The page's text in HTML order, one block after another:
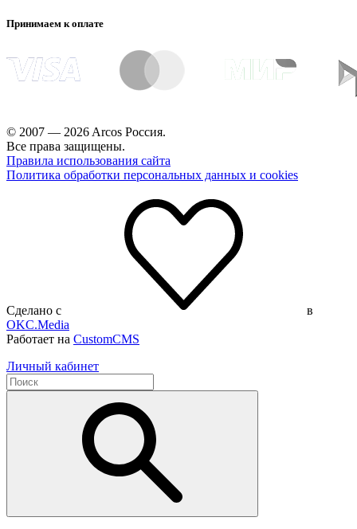
Принимаем к оплате
© 2007 — 2026 Arcos Россия.
Все права защищены.
Правила использования сайта
Политика обработки персональных данных и cookies
Сделано с
в
OKC.Media
Работает на CustomCMS
Личный кабинет